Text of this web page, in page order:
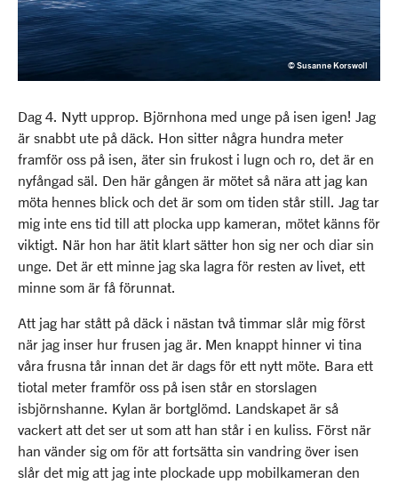
© Susanne Korswoll
Dag 4. Nytt upprop. Björnhona med unge på isen igen! Jag
är snabbt ute på däck. Hon sitter några hundra meter
framför oss på isen, äter sin frukost i lugn och ro, det är en
nyfångad säl. Den här gången är mötet så nära att jag kan
möta hennes blick och det är som om tiden står still. Jag tar
mig inte ens tid till att plocka upp kameran, mötet känns för
viktigt. När hon har ätit klart sätter hon sig ner och diar sin
unge. Det är ett minne jag ska lagra för resten av livet, ett
minne som är få förunnat.
Att jag har stått på däck i nästan två timmar slår mig först
när jag inser hur frusen jag är. Men knappt hinner vi tina
våra frusna tår innan det är dags för ett nytt möte. Bara ett
tiotal meter framför oss på isen står en storslagen
isbjörnshanne. Kylan är bortglömd. Landskapet är så
vackert att det ser ut som att han står i en kuliss. Först när
han vänder sig om för att fortsätta sin vandring över isen
slår det mig att jag inte plockade upp mobilkameran den